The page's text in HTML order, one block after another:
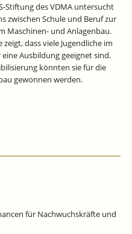
Stiftung des VDMA untersucht
zwischen Schule und Beruf zur
Maschinen- und Anlagenbau.
dass viele Jugendliche im
Ausbildung geeignet sind.
könnten sie für die
gewonnen werden.
für Nachwuchskräfte und